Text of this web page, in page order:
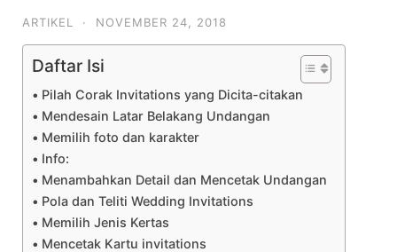
ARTIKEL · NOVEMBER 24, 2018
Daftar Isi
Pilah Corak Invitations yang Dicita-citakan
Mendesain Latar Belakang Undangan
Memilih foto dan karakter
Info:
Menambahkan Detail dan Mencetak Undangan
Pola dan Teliti Wedding Invitations
Memilih Jenis Kertas
Mencetak Kartu invitations